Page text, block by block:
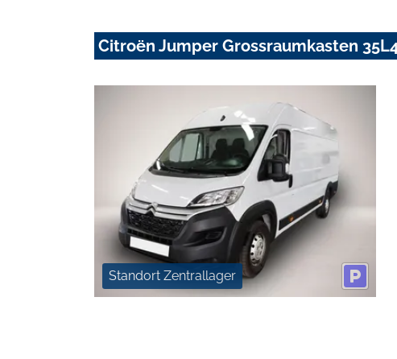
Citroën Jumper Grossraumkasten
Standort Zentrallager